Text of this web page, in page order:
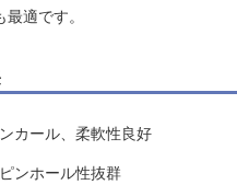
最適です。
ンカール、柔軟性良好
ンホール性抜群